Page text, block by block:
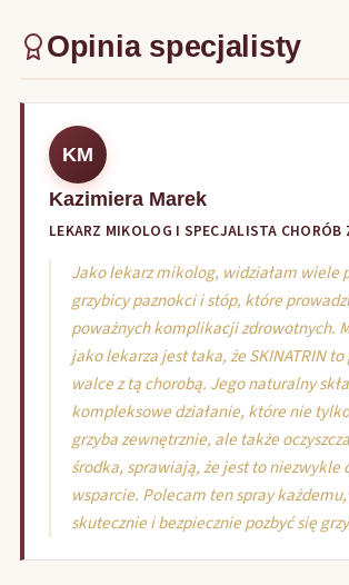
Opinia specjalisty
KM
Kazimiera Marek
LEKARZ MIKOLOG I SPECJALISTA CHORÓB
Jako lekarz mikolog, widziałam wiele
grzybicy paznokci i stóp, które
poważnych komplikacji zdrowotnych.
jako lekarza jest taka, że SKINATRIN to
walce z tą chorobą. Jego naturalny
kompleksowe działanie, które nie
grzyba zewnętrznie, ale także
środka, sprawiają, że jest to niezwykle
wsparcie. Polecam ten spray
skutecznie i bezpiecznie pozbyć się